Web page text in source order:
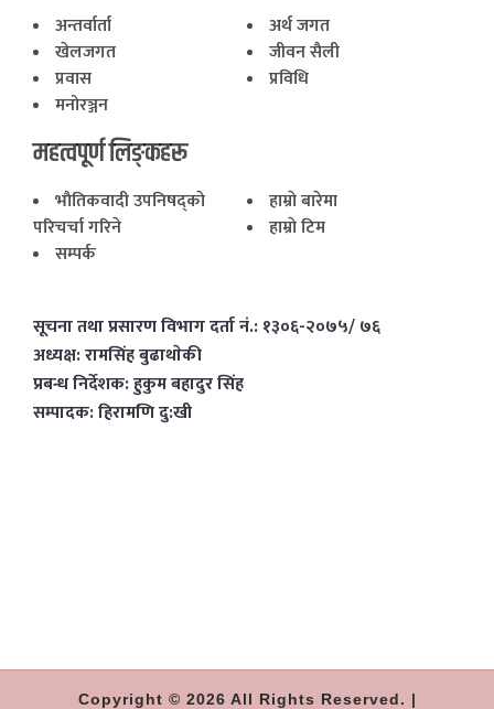
अन्तर्वार्ता
अर्थ जगत
खेलजगत
जीवन सैली
प्रवास
प्रविधि
मनोरञ्जन
महत्वपूर्ण लिङ्कहरू
भाैतिकवादी उपनिषद्काे
परिचर्चा गरिने
हाम्राे बारेमा
हाम्राे टिम
सम्पर्क
सूचना तथा प्रसारण विभाग दर्ता नं.: १३०६-२०७५/ ७६
अध्यक्ष: रामसिंह बुढाथाेकी
प्रबन्ध निर्देशक: हुकुम बहादुर सिंह
सम्पादक: हिरामणि दु:खी
Copyright © 2026 All Rights Reserved. |